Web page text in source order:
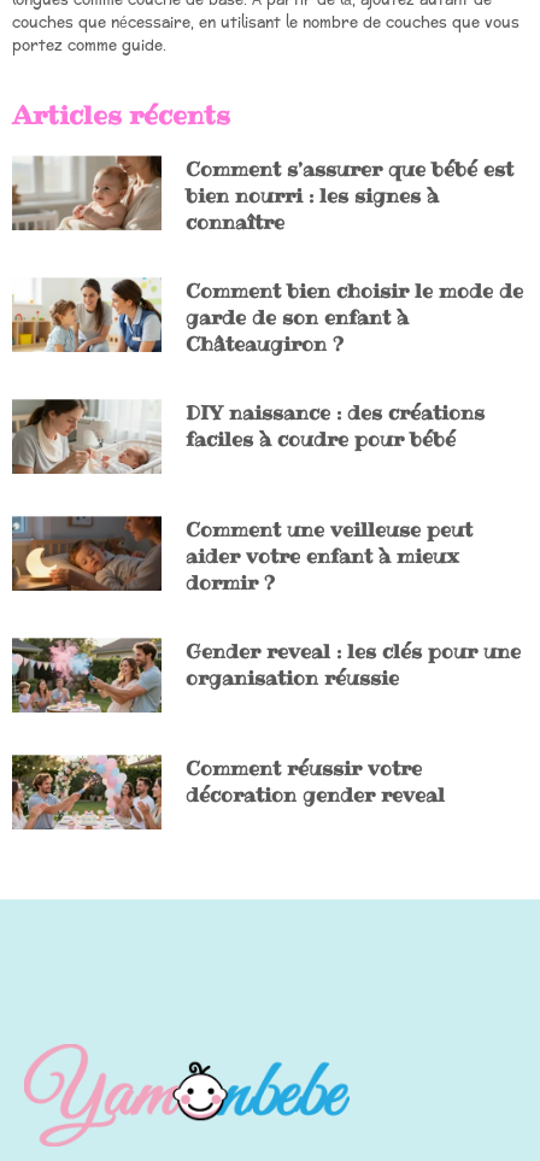
couches que nécessaire, en utilisant le nombre de couches que vous
portez comme guide.
Articles récents
Comment s’assurer que bébé est
bien nourri : les signes à
connaître
Comment bien choisir le mode de
garde de son enfant à
Châteaugiron ?
DIY naissance : des créations
faciles à coudre pour bébé
Comment une veilleuse peut
aider votre enfant à mieux
dormir ?
Gender reveal : les clés pour une
organisation réussie
Comment réussir votre
décoration gender reveal